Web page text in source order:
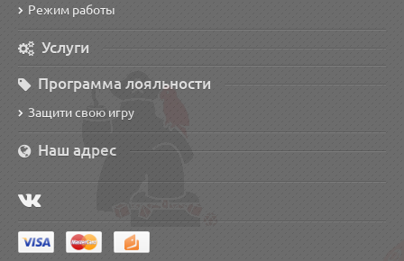
Режим работы
Услуги
Программа лояльности
Защити свою игру
Наш адрес